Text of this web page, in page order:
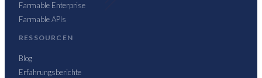
Farmable Enterprise
Farmable APIs
RESSOURCEN
Blog
Erfahrungsberichte